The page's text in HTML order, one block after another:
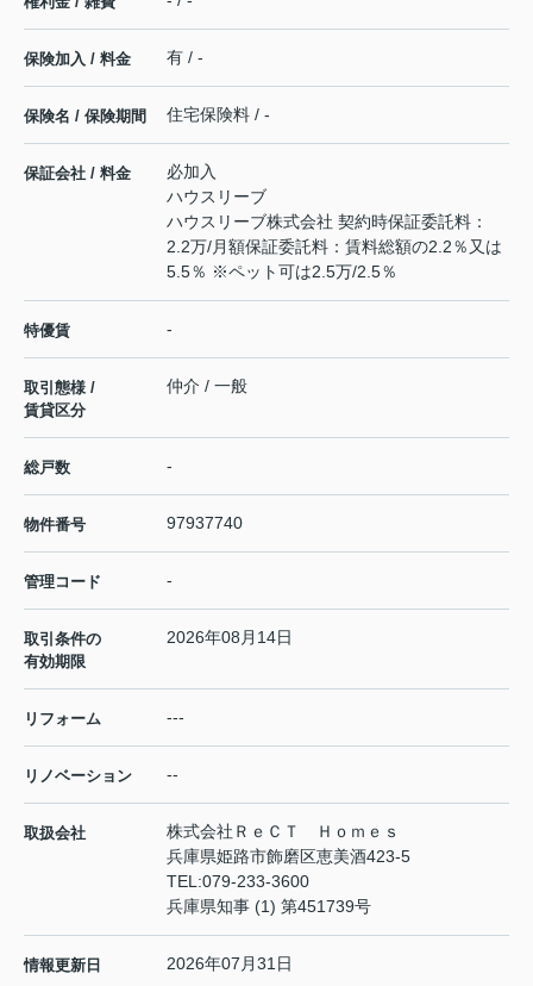
保険加入 / 料金 有 / -
保険名 / 保険期間 住宅保険料 / -
保証会社 / 料金
必加入
ハウスリーブ
ハウスリーブ株式会社 契約時保証委託料：
2.2万/月額保証委託料：賃料総額の2.2％又は
5.5％ ※ペット可は2.5万/2.5％
特優賃 -
取引態様 /
賃貸区分
仲介 / 一般
総戸数 -
物件番号 97937740
管理コード -
取引条件の
有効期限
2026年08月14日
リフォーム ---
リノベーション --
取扱会社
株式会社ＲｅＣＴ Ｈｏｍｅｓ
兵庫県姫路市飾磨区恵美酒423-5
TEL:079-233-3600
兵庫県知事 (1) 第451739号
情報更新日 2026年07月31日